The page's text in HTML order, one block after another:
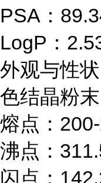
PSA：
LogP：
外观与性
色结晶粉末
熔点：
沸点：
闪点：